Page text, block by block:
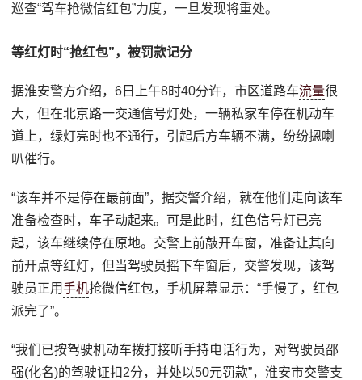
巡查“驾车抢微信红包”力度，一旦发现将重处。
等红灯时“抢红包”，被罚款记分
据淮安警方介绍，6日上午8时40分许，市区道路车流量很
大，但在北京路一交通信号灯处，一辆私家车停在机动车
道上，绿灯亮时也不通行，引起后方车辆不满，纷纷摁喇
叭催行。
“该车并不是停在最前面”，据交警介绍，就在他们走向该车
准备检查时，车子动起来。可是此时，红色信号灯已亮
起，该车继续停在原地。交警上前敲开车窗，准备让其向
前开点等红灯，但当驾驶员摇下车窗后，交警发现，该驾
驶员正用手机抢微信红包，手机屏幕显示：“手慢了，红包
派完了”。
“我们已按驾驶机动车拨打接听手持电话行为，对驾驶员邵
强(化名)的驾驶证扣2分，并处以50元罚款”，淮安市交警支